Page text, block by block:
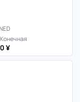
Конечная
0 ¥